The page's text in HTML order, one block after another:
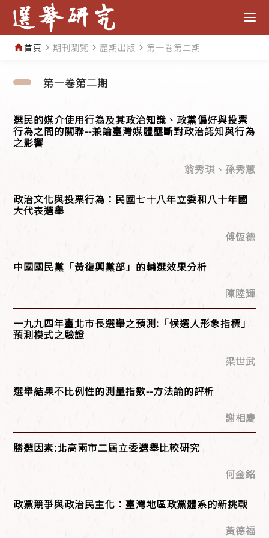
home首頁 navigate_next期刊瀏覽 navigate_next 歷期出版 navigate_next 第一卷第二期
第一卷第二期
選民的媒介使用行為及其政治知識、政黨偏好與投票
行為之間的關聯--兼論臺灣媒體壟斷對政治認知與行為
之影響
翁秀琪、孫秀蕙
政治文化與投票行為：民國七十八年立委和八十年國
大代表選舉
傅恆德
中國國民黨「黃復興黨部」的輔選效果分析
陳陸輝
一九九四年臺北市長選舉之預測:「候選人形象指標」
預測模式之驗證
梁世武
選舉結果不比例性的測量指數--方法論的評析
謝相慶
勝選因素:北高兩市二屆立委選舉比較研究
何金銘
政黨競爭與政治民主化：臺灣地區政黨體系的新挑戰
黃德福